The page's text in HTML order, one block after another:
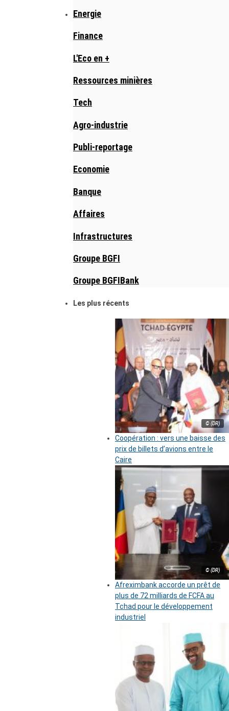
Energie
Finance
L'Eco en +
Ressources minières
Tech
Agro-industrie
Publi-reportage
Economie
Banque
Affaires
Infrastructures
Groupe BGFI
Groupe BGFIBank
Les plus récents
© (DR)
Coopération : vers une baisse des
prix de billets d’avions entre le
Caire
© (DR)
Afreximbank accorde un prêt de
plus de 72 milliards de FCFA au
Tchad pour le développement
industriel